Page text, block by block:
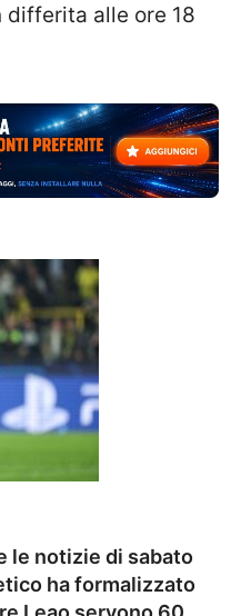
differita alle ore 18
le notizie di sabato
ha formalizzato